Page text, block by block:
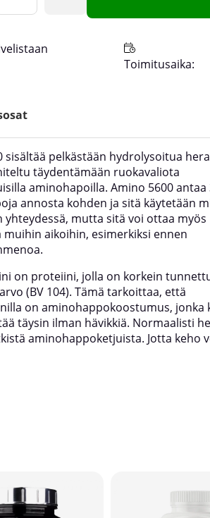
Toimitusaika:
sisältää pelkästään hydrolysoitua
täydentämään ruokavaliota
aminohapoilla. Amino 5600 antaa
annosta kohden ja sitä käytetään
mutta sitä voi ottaa myös
muihin aikoihin, esimerkiksi ennen
on proteiini, jolla on korkein
(BV 104). Tämä tarkoittaa, että
on aminohappokoostumus, jonka
täysin ilman hävikkiä. Normaalisti
aminohappoketjuista. Jotta keho